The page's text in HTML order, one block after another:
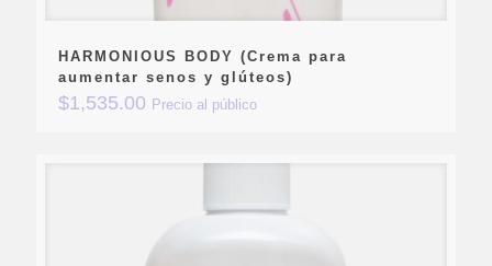
HARMONIOUS BODY (Crema para
aumentar senos y glúteos)
$1,535.00 Precio al público